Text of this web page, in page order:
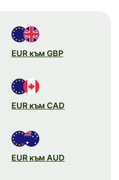
EUR към GBP
EUR към CAD
EUR към AUD